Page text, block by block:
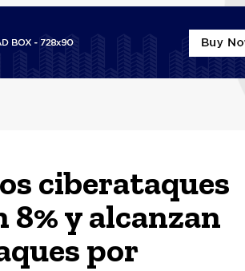
ciberataques
8% y alcanzan
por